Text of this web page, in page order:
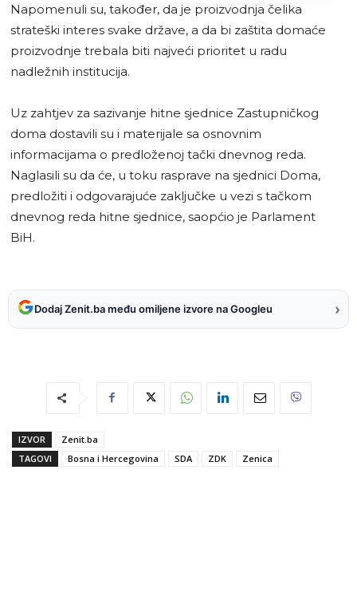
Napomenuli su, također, da je proizvodnja čelika
strateški interes svake države, a da bi zaštita domaće
proizvodnje trebala biti najveći prioritet u radu
nadležnih institucija.
Uz zahtjev za sazivanje hitne sjednice Zastupničkog
doma dostavili su i materijale sa osnovnim
informacijama o predloženoj tački dnevnog reda.
Naglasili su da će, u toku rasprave na sjednici Doma,
predložiti i odgovarajuće zaključke u vezi s tačkom
dnevnog reda hitne sjednice, saopćio je Parlament
BiH.
Dodaj Zenit.ba među omiljene izvore na Googleu ›
IZVOR
Zenit.ba
TAGOVI
Bosna i Hercegovina SDA ZDK Zenica